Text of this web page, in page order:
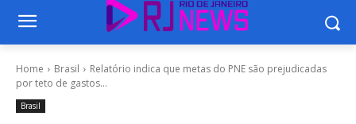
Home Brasil
Relatório indica que metas do PNE são prejudicadas
por teto de gastos...
Brasil